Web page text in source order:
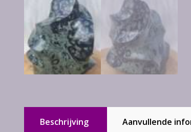
Beschrijving Aanvullende